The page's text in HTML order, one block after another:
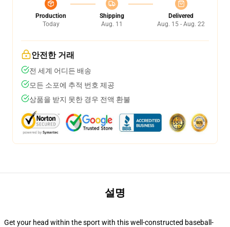
Production
Today
Shipping
Aug. 11
Delivered
Aug. 15 - Aug. 22
안전한 거래
전 세계 어디든 배송
모든 소포에 추적 번호 제공
상품을 받지 못한 경우 전액 환불
설명
Get your head within the sport with this well-constructed baseball-